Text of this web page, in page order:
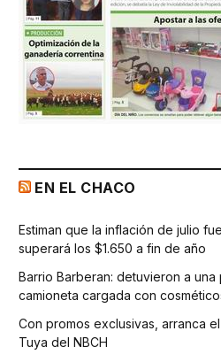
EN EL CHACO
Estiman que la inflación de julio
superará los $1.650 a fin de año
Barrio Barberan: detuvieron a
camioneta cargada con
Con promos exclusivas, arranca
Tuya del NBCH